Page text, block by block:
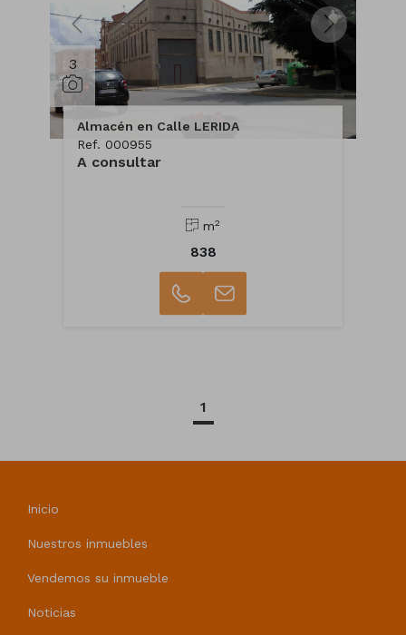
3
Almacén en Calle LERIDA
Ref. 000955
A consultar
m2
838
1
Inicio
Nuestros inmuebles
Vendemos su inmueble
Noticias